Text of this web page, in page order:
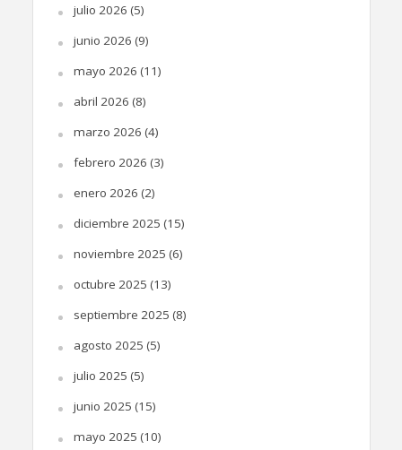
julio 2026 (5)
junio 2026 (9)
mayo 2026 (11)
abril 2026 (8)
marzo 2026 (4)
febrero 2026 (3)
enero 2026 (2)
diciembre 2025 (15)
noviembre 2025 (6)
octubre 2025 (13)
septiembre 2025 (8)
agosto 2025 (5)
julio 2025 (5)
junio 2025 (15)
mayo 2025 (10)